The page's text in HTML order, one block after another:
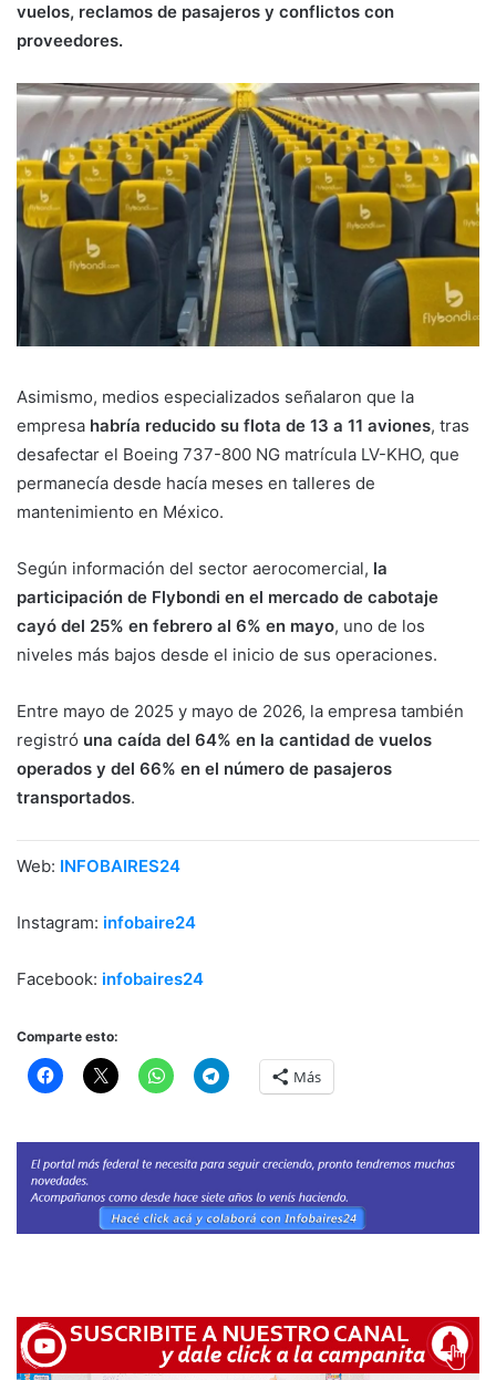
vuelos, reclamos de pasajeros y conflictos con
proveedores.
Asimismo, medios especializados señalaron que la
empresa habría reducido su flota de 13 a 11 aviones, tras
desafectar el Boeing 737-800 NG matrícula LV-KHO, que
permanecía desde hacía meses en talleres de
mantenimiento en México.
Según información del sector aerocomercial, la
participación de Flybondi en el mercado de cabotaje
cayó del 25% en febrero al 6% en mayo, uno de los
niveles más bajos desde el inicio de sus operaciones.
Entre mayo de 2025 y mayo de 2026, la empresa también
registró una caída del 64% en la cantidad de vuelos
operados y del 66% en el número de pasajeros
transportados.
Web: INFOBAIRES24
Instagram: infobaire24
Facebook: infobaires24
Comparte esto:
Más